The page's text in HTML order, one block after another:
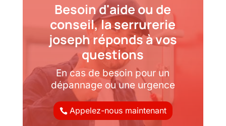
Besoin d'aide ou de
conseil, la serrurerie
joseph réponds à vos
questions
En cas de besoin pour un
dépannage ou une urgence
Appelez-nous maintenant